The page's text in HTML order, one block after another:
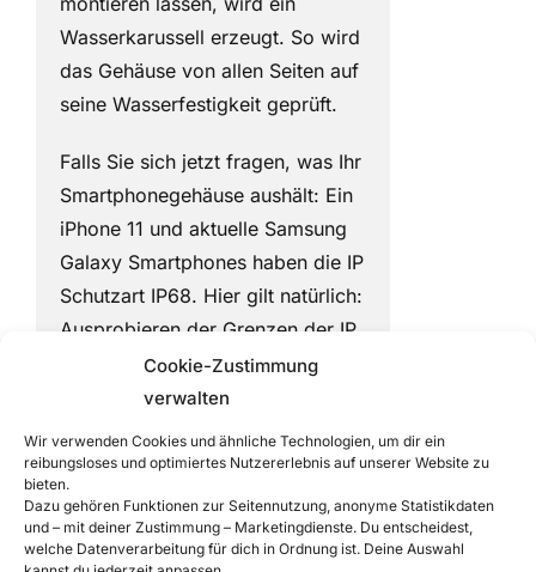
Cookie-Zustimmung
verwalten
Wir verwenden Cookies und ähnliche Technologien, um dir ein
reibungsloses und optimiertes Nutzererlebnis auf unserer Website zu
bieten.
Dazu gehören Funktionen zur Seitennutzung, anonyme Statistikdaten
und – mit deiner Zustimmung – Marketingdienste. Du entscheidest,
welche Datenverarbeitung für dich in Ordnung ist. Deine Auswahl
Wasserkarussell erzeugt. So wird
das Gehäuse von allen Seiten auf
seine Wasserfestigkeit geprüft.
Falls Sie sich jetzt fragen, was Ihr
Smartphonegehäuse aushält: Ein
iPhone 11 und aktuelle Samsung
Galaxy Smartphones haben die IP
Schutzart IP68. Hier gilt natürlich:
Ausprobieren der Grenzen der IP
Schutzart auf eigene
Verantwortung…
2.
Konstruktionskniffe,